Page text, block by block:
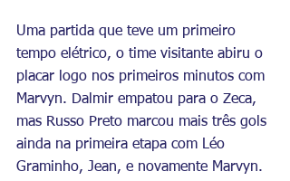
Uma partida que teve um primeiro
tempo elétrico, o time visitante abiru o
placar logo nos primeiros minutos com
Marvyn. Dalmir empatou para o Zeca,
mas Russo Preto marcou mais três gols
ainda na primeira etapa com Léo
Graminho, Jean, e novamente Marvyn.